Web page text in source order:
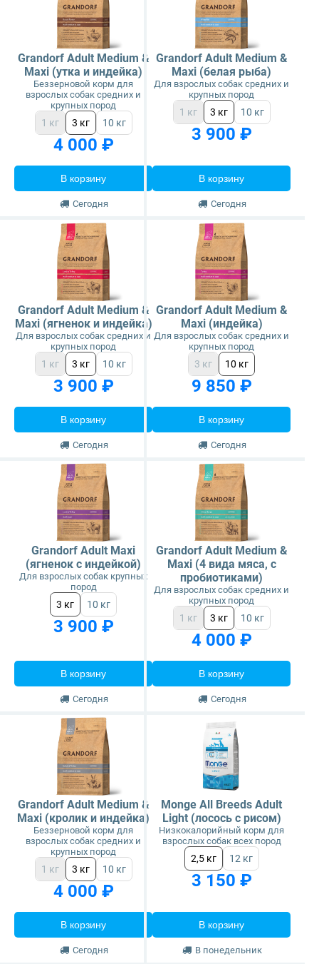
Grandorf Adult Medium &
Maxi (утка и индейка)
Беззерновой корм для
взрослых собак средних и
крупных пород
1 кг 3 кг 10 кг
4 000 ₽
В корзину
Сегодня
Grandorf Adult Medium &
Maxi (белая рыба)
Для взрослых собак средних и
крупных пород
1 кг 3 кг 10 кг
3 900 ₽
В корзину
Сегодня
Grandorf Adult Medium &
Maxi (ягненок и индейка)
Для взрослых собак средних и
крупных пород
1 кг 3 кг 10 кг
3 900 ₽
В корзину
Сегодня
Grandorf Adult Medium &
Maxi (индейка)
Для взрослых собак средних и
крупных пород
3 кг 10 кг
9 850 ₽
В корзину
Сегодня
Grandorf Adult Maxi
(ягненок с индейкой)
Для взрослых собак крупных
пород
3 кг 10 кг
3 900 ₽
В корзину
Сегодня
Grandorf Adult Medium &
Maxi (4 вида мяса, с
пробиотиками)
Для взрослых собак средних и
крупных пород
1 кг 3 кг 10 кг
4 000 ₽
В корзину
Сегодня
Grandorf Adult Medium &
Maxi (кролик и индейка)
Беззерновой корм для
взрослых собак средних и
крупных пород
1 кг 3 кг 10 кг
4 000 ₽
В корзину
Сегодня
Monge All Breeds Adult
Light (лосось с рисом)
Низкокалорийный корм для
взрослых собак всех пород
2,5 кг 12 кг
3 150 ₽
В корзину
В понедельник